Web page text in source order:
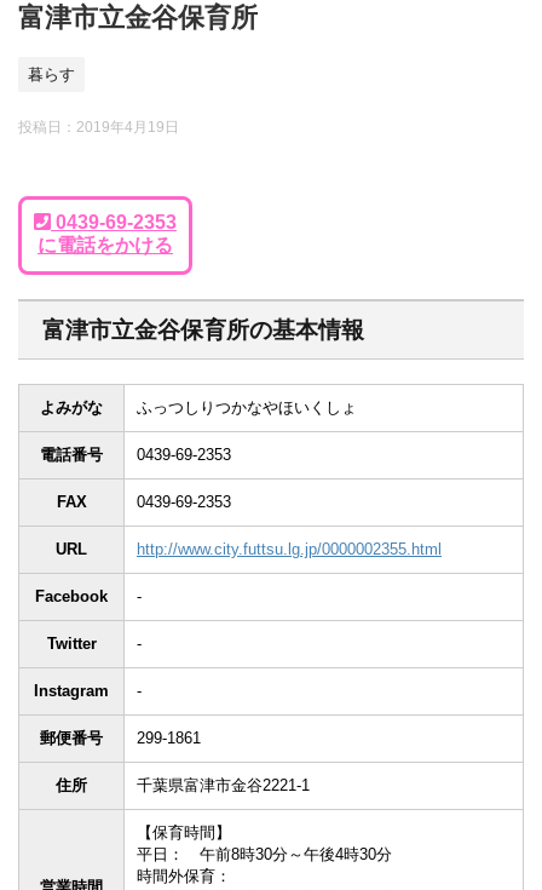
富津市立金谷保育所
暮らす
投稿日： 2019年4月19日
0439-69-2353
に電話をかける
富津市立金谷保育所の基本情報
よみがな ふっつしりつかなやほいくしょ
電話番号 0439-69-2353
FAX 0439-69-2353
URL http://www.city.futtsu.lg.jp/0000002355.html
Facebook -
Twitter -
Instagram -
郵便番号 299-1861
住所 千葉県富津市金谷2221-1
【保育時間】
平日： 午前8時30分～午後4時30分
時間外保育：